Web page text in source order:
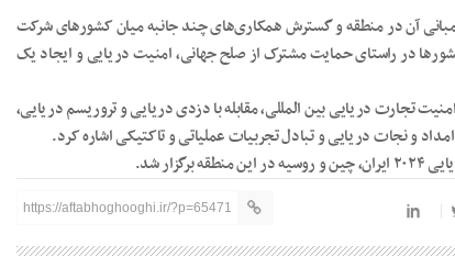
آن در منطقه و گسترش همکاری‌های چند جانبه میان کشور‌های شرکت
در راستای حمایت مشترک از صلح جهانی، امنیت دریایی و ایجاد یک
تجارت دریایی بین المللی، مقابله با دزدی دریایی و تروریسم دریایی،
و نجات دریایی و تبادل تجربیات عملیاتی و تاکتیکی اشاره کرد.
شد.
https://aftabhoghooghi.ir/?p=65471